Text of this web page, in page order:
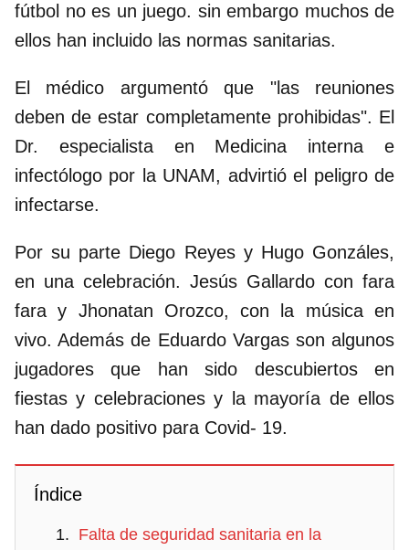
fútbol no es un juego. sin embargo muchos de
ellos han incluido las normas sanitarias.
El médico argumentó que "las reuniones
deben de estar completamente prohibidas". El
Dr. especialista en Medicina interna e
infectólogo por la UNAM, advirtió el peligro de
infectarse.
Por su parte Diego Reyes y Hugo Gonzáles,
en una celebración. Jesús Gallardo con fara
fara y Jhonatan Orozco, con la música en
vivo. Además de Eduardo Vargas son algunos
jugadores que han sido descubiertos en
fiestas y celebraciones y la mayoría de ellos
han dado positivo para Covid- 19.
Índice
Falta de seguridad sanitaria en la